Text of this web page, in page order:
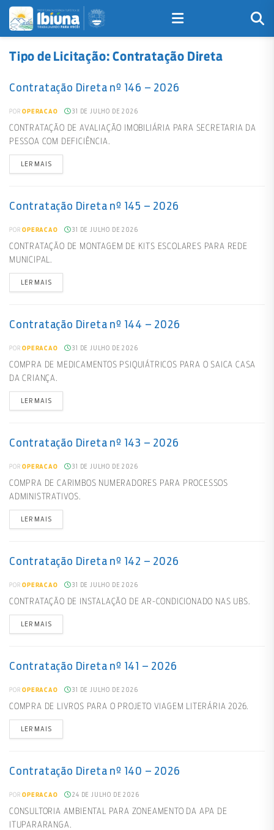
Tipo de Licitação:Contratação Direta
Contratação Direta nº 146 – 2026
POR OPERACAO 31 DE JULHO DE 2026
CONTRATAÇÃO DE AVALIAÇÃO IMOBILIÁRIA PARA SECRETARIA DA
PESSOA COM DEFICIÊNCIA.
LER MAIS
Contratação Direta nº 145 – 2026
POR OPERACAO 31 DE JULHO DE 2026
CONTRATAÇÃO DE MONTAGEM DE KITS ESCOLARES PARA REDE
MUNICIPAL.
LER MAIS
Contratação Direta nº 144 – 2026
POR OPERACAO 31 DE JULHO DE 2026
COMPRA DE MEDICAMENTOS PSIQUIÁTRICOS PARA O SAICA CASA
DA CRIANÇA.
LER MAIS
Contratação Direta nº 143 – 2026
POR OPERACAO 31 DE JULHO DE 2026
COMPRA DE CARIMBOS NUMERADORES PARA PROCESSOS
ADMINISTRATIVOS.
LER MAIS
Contratação Direta nº 142 – 2026
POR OPERACAO 31 DE JULHO DE 2026
CONTRATAÇÃO DE INSTALAÇÃO DE AR-CONDICIONADO NAS UBS.
LER MAIS
Contratação Direta nº 141 – 2026
POR OPERACAO 31 DE JULHO DE 2026
COMPRA DE LIVROS PARA O PROJETO VIAGEM LITERÁRIA 2026.
LER MAIS
Contratação Direta nº 140 – 2026
POR OPERACAO 24 DE JULHO DE 2026
CONSULTORIA AMBIENTAL PARA ZONEAMENTO DA APA DE
ITUPARARANGA.